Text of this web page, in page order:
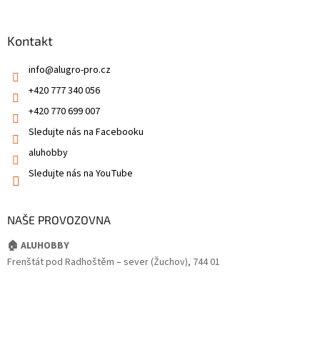
Kontakt
info@alugro-pro.cz
+420 777 340 056
+420 770 699 007
Sledujte nás na Facebooku
aluhobby
Sledujte nás na YouTube
NAŠE PROVOZOVNA
🏠 ALUHOBBY
Frenštát pod Radhoštěm – sever (Žuchov), 744 01